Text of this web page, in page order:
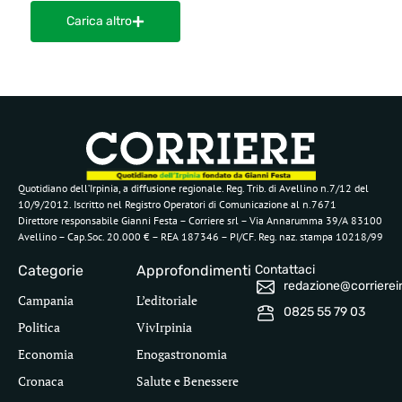
Carica altro
Quotidiano dell’Irpinia, a diffusione regionale. Reg. Trib. di Avellino n.7/12 del
10/9/2012. Iscritto nel Registro Operatori di Comunicazione al n.7671
Direttore responsabile Gianni Festa – Corriere srl – Via Annarumma 39/A 83100
Avellino – Cap.Soc. 20.000 € – REA 187346 – PI/CF. Reg. naz. stampa 10218/99
Categorie
Campania
Politica
Economia
Cronaca
Approfondimenti
L’editoriale
VivIrpinia
Enogastronomia
Salute e Benessere
Contattaci
0825 55 79 03